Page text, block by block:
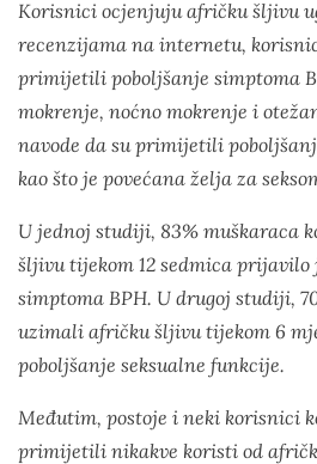
Korisnici ocjenjuju afričku šljivu
recenzijama na internetu,
primijetili poboljšanje simptoma
mokrenje, noćno mokrenje i
navode da su primijetili
kao što je povećana želja za
U jednoj studiji, 83% muškaraca
šljivu tijekom 12 sedmica prijavilo
simptoma BPH. U drugoj studiji,
uzimali afričku šljivu tijekom 6
poboljšanje seksualne funkcije.
Međutim, postoje i neki korisnici
primijetili nikakve koristi od